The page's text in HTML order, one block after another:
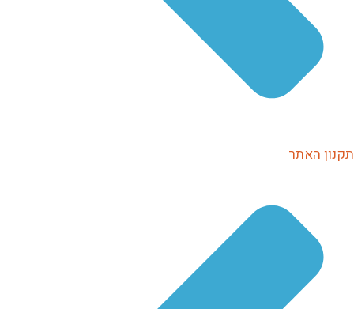
תקנון האתר